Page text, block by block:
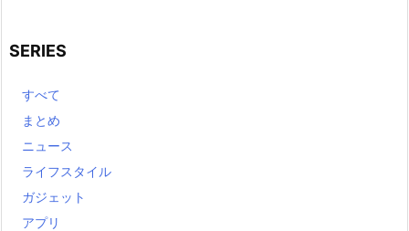
SERIES
すべて
まとめ
ニュース
ライフスタイル
ガジェット
アプリ